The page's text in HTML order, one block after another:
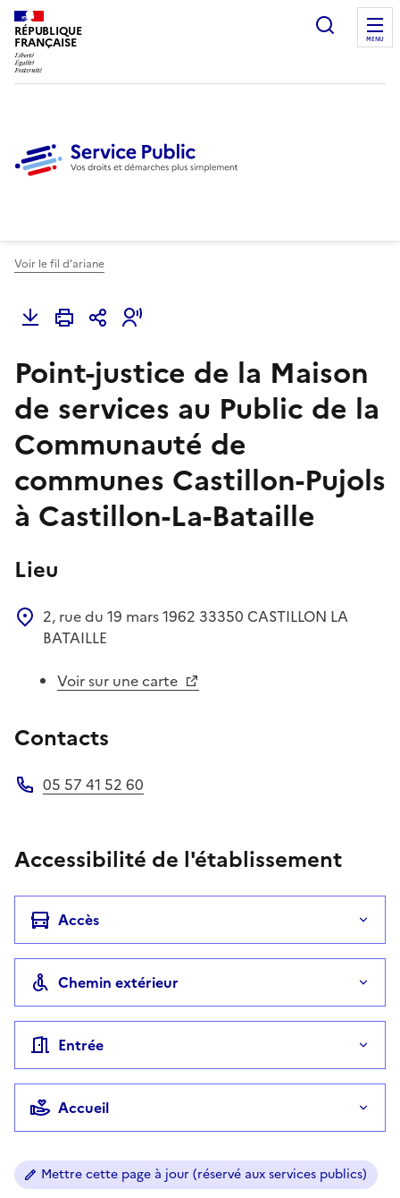
RÉPUBLIQUE
FRANÇAISE
Ouvrir
MENU
Voir le fil d'ariane
Point-justice de la Maison
de services au Public de la
Communauté de
communes Castillon-Pujols
à Castillon-La-Bataille
Lieu
2, rue du 19 mars 1962 33350 CASTILLON LA
BATAILLE
Voir sur une carte
Contacts
05 57 41 52 60
Accessibilité de l'établissement
Accès
Chemin extérieur
Entrée
Accueil
Mettre cette page à jour (réservé aux services publics)